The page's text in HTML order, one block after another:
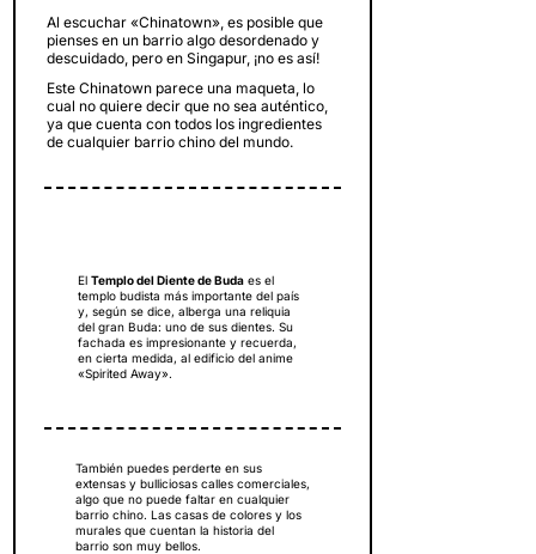
Al escuchar «Chinatown», es posible que
pienses en un barrio algo desordenado y
descuidado, pero en Singapur, ¡no es así!
Este Chinatown parece una maqueta, lo
cual no quiere decir que no sea auténtico,
ya que cuenta con todos los ingredientes
de cualquier barrio chino del mundo.
El Templo del Diente de Buda es el
templo budista más importante del país
y, según se dice, alberga una reliquia
del gran Buda: uno de sus dientes. Su
fachada es impresionante y recuerda,
en cierta medida, al edificio del anime
«Spirited Away».
También puedes perderte en sus
extensas y bulliciosas calles comerciales,
algo que no puede faltar en cualquier
barrio chino. Las casas de colores y los
murales que cuentan la historia del
barrio son muy bellos.